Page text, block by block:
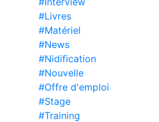
#Livres
#Matériel
#News
#Nidification
#Nouvelle
#Offre d'emploi
#Stage
#Training